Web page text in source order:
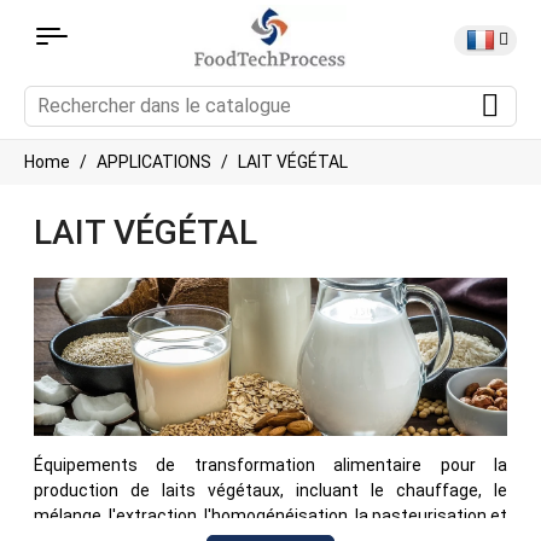
Home APPLICATIONS LAIT VÉGÉTAL
LAIT VÉGÉTAL
Équipements de transformation alimentaire pour la
production de laits végétaux, incluant le chauffage, le
mélange, l'extraction, l'homogénéisation, la pasteurisation et